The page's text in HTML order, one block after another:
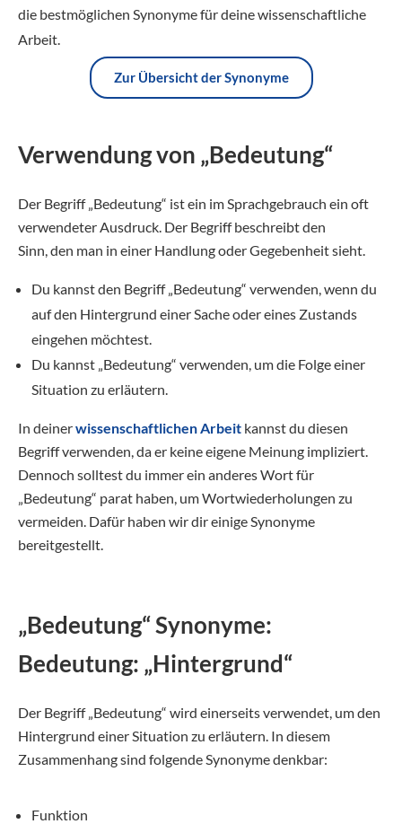
die bestmöglichen Synonyme für deine wissenschaftliche
Arbeit.
Zur Übersicht der Synonyme
Verwendung von „Bedeutung“
Der Begriff „Bedeutung“ ist ein im Sprachgebrauch ein oft
verwendeter Ausdruck. Der Begriff beschreibt den
Sinn,den man in einer HandlungoderGegebenheitsieht.
Du kannst den Begriff „Bedeutung“ verwenden, wenn du
auf den Hintergrund einer Sache oder eines Zustands
eingehen möchtest.
Du kannst „Bedeutung“ verwenden, um die Folge einer
Situation zu erläutern.
In deinerwissenschaftlichen Arbeit kannst du diesen
Begriff verwenden, da er keine eigene Meinung impliziert.
Dennoch solltest du immer ein anderes Wort für
„Bedeutung“ parat haben, um Wortwiederholungen zu
vermeiden. Dafür haben wir dir einige Synonyme
bereitgestellt.
„Bedeutung“ Synonyme:
Bedeutung: „Hintergrund“
Der Begriff „Bedeutung“ wird einerseits verwendet, um den
Hintergrund einer Situation zu erläutern. In diesem
Zusammenhang sind folgende Synonyme denkbar:
Funktion